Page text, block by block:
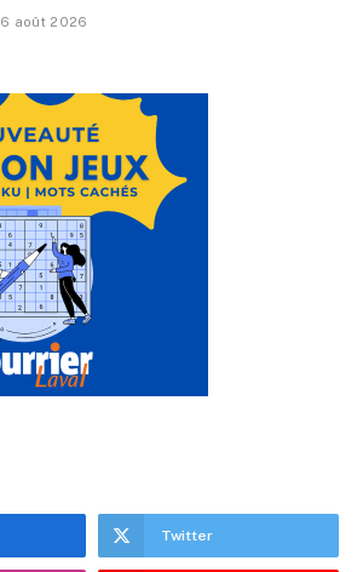
6 août 2026
Twitter